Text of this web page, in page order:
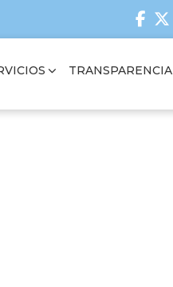
TRANSPARENCIA